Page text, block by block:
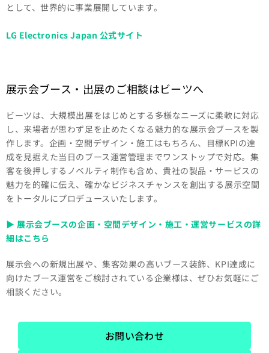
として、世界的に事業展開しています。
LG Electronics Japan 公式サイト
展示会ブース・出展のご相談はビーツへ
ビーツは、大規模出展をはじめとする多様なニーズに柔軟に対応
し、来場者が思わず足を止めたくなる魅力的な展示会ブースを製
作します。企画・空間デザイン・施工はもちろん、目標KPIの達
成を見据えた当日のブース運営管理までワンストップで対応。集
客を後押しするノベルティ制作も含め、貴社の製品・サービスの
魅力を的確に伝え、確かなビジネスチャンスを創出する展示空間
をトータルにプロデュースいたします。
▶ 展示会ブースの企画・空間デザイン・施工・運営サービスの詳
細はこちら
展示会への新規出展や、集客効果の高いブース装飾、KPI達成に
向けたブース運営をご検討されている企業様は、ぜひお気軽にご
相談ください。
お問い合わせ